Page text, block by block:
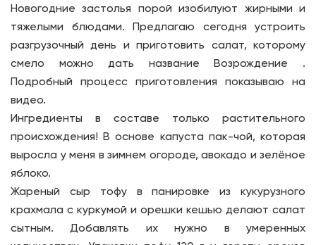
Новогодние застолья порой изобилуют жирными и
тяжелыми блюдами. Предлагаю сегодня устроить
разгрузочный день и приготовить салат, которому
смело можно дать название Возрождение .
Подробный процесс приготовления показываю на
видео.
Ингредиенты в составе только растительного
происхождения! В основе капуста пак-чой, которая
выросла у меня в зимнем огороде, авокадо и зелёное
яблоко.
Жареный сыр тофу в панировке из кукурузного
крахмала с куркумой и орешки кешью делают салат
сытным. Добавлять их нужно в умеренных